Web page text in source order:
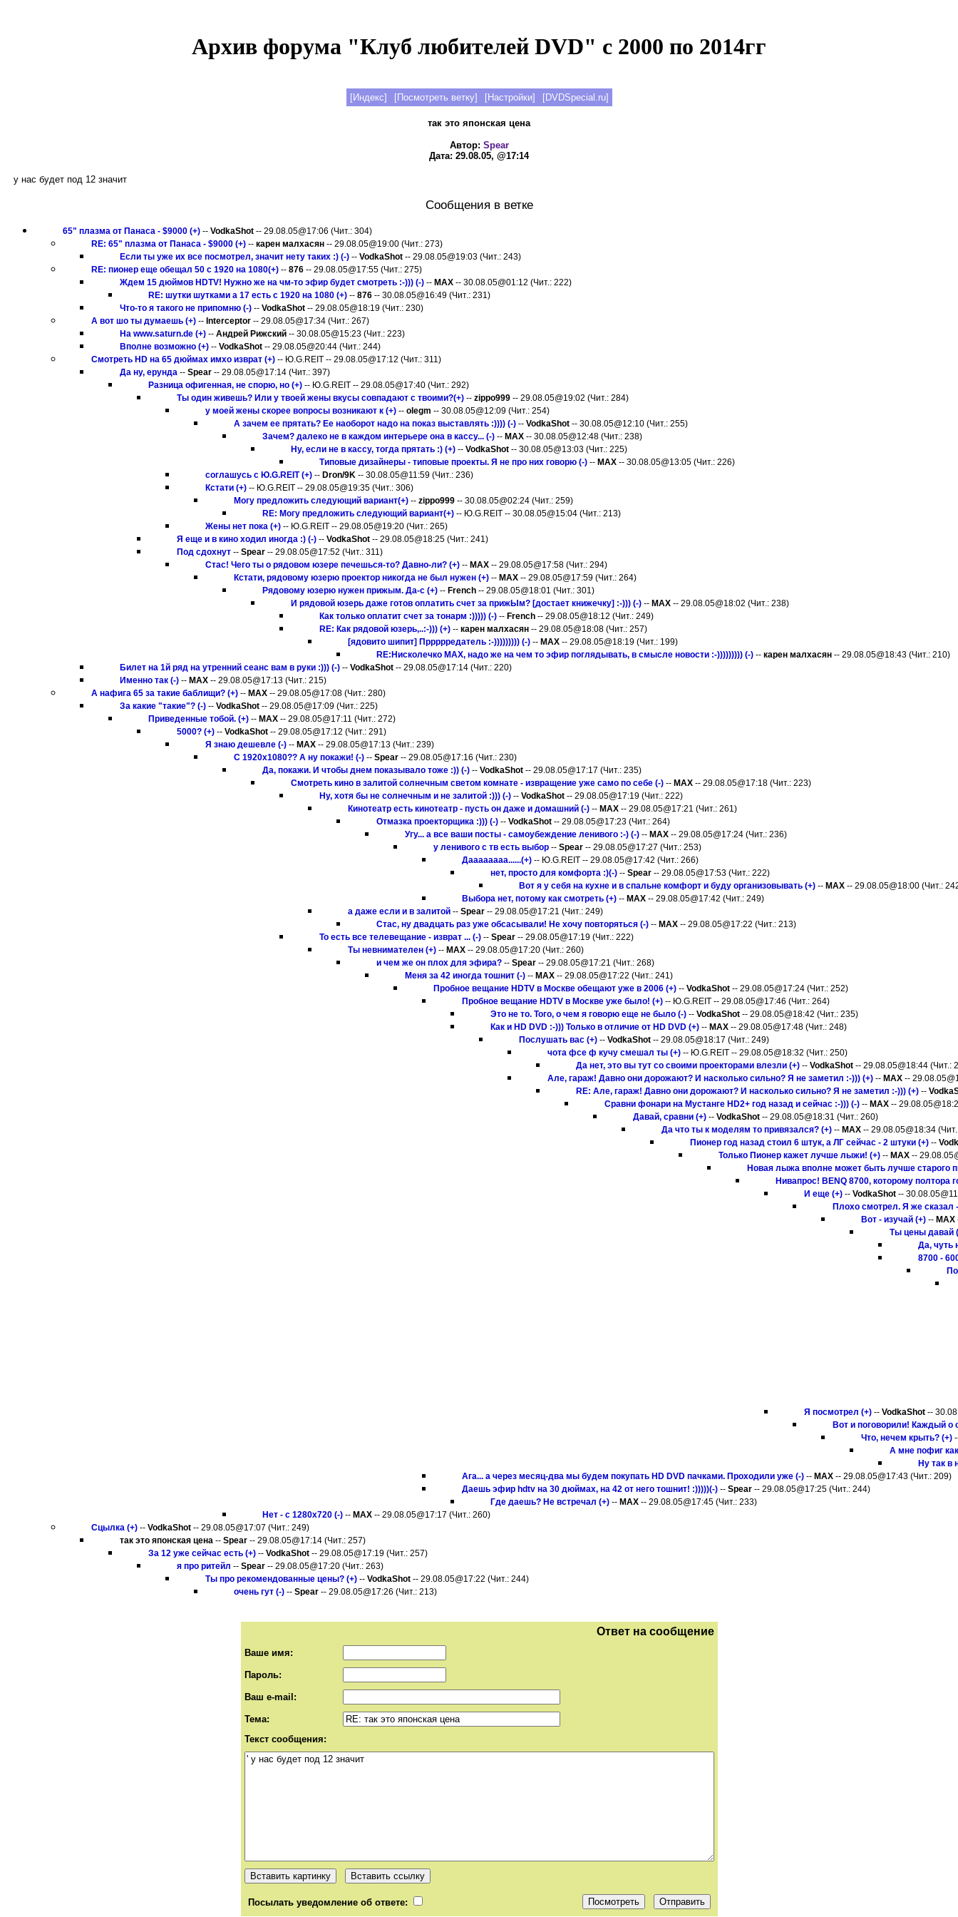
Архив форума "Клуб любителей DVD" с 2000 по 2014гг
[Индекс] [Посмотреть ветку] [Настройки] [DVDSpecial.ru]
так это японская цена
Автор: Spear
Дата: 29.08.05, @17:14
у нас будет под 12 значит
Сообщения в ветке
65" плазма от Панаса - $9000 (+) -- VodkaShot -- 29.08.05@17:06 (Чит.: 304)
RE: 65" плазма от Панаса - $9000 (+) -- карен малхасян -- 29.08.05@19:00 (Чит.: 273)
Если ты уже их все посмотрел, значит нету таких :) (-) -- VodkaShot -- 29.08.05@19:03 (Чит.: 243)
RE: пионер еще обещал 50 с 1920 на 1080(+) -- 876 -- 29.08.05@17:55 (Чит.: 275)
Ждем 15 дюймов HDTV! Нужно же на чм-то эфир будет смотреть :-))) (-) -- MAX -- 30.08.05@01:12 (Чит.: 222)
RE: шутки шутками а 17 есть с 1920 на 1080 (+) -- 876 -- 30.08.05@16:49 (Чит.: 231)
Что-то я такого не припомню (-) -- VodkaShot -- 29.08.05@18:19 (Чит.: 230)
А вот шо ты думаешь (+) -- Interceptor -- 29.08.05@17:34 (Чит.: 267)
На www.saturn.de (+) -- Андрей Рижский -- 30.08.05@15:23 (Чит.: 223)
Вполне возможно (+) -- VodkaShot -- 29.08.05@20:44 (Чит.: 244)
Смотреть HD на 65 дюймах имхо изврат (+) -- Ю.G.REIT -- 29.08.05@17:12 (Чит.: 311)
Да ну, ерунда -- Spear -- 29.08.05@17:14 (Чит.: 397)
Разница офигенная, не спорю, но (+) -- Ю.G.REIT -- 29.08.05@17:40 (Чит.: 292)
Ты один живешь? Или у твоей жены вкусы совпадают с твоими?(+) -- zippo999 -- 29.08.05@19:02 (Чит.: 284)
у моей жены скорее вопросы возникают к (+) -- olegm -- 30.08.05@12:09 (Чит.: 254)
А зачем ее прятать? Ее наоборот надо на показ выставлять :)))) (-) -- VodkaShot -- 30.08.05@12:10 (Чит.: 255)
Зачем? далеко не в каждом интерьере она в кассу... (-) -- MAX -- 30.08.05@12:48 (Чит.: 238)
Ну, если не в кассу, тогда прятать :) (+) -- VodkaShot -- 30.08.05@13:03 (Чит.: 225)
Типовые дизайнеры - типовые проекты. Я не про них говорю (-) -- MAX -- 30.08.05@13:05 (Чит.: 226)
соглашусь с Ю.G.REIT (+) -- Dron/9K -- 30.08.05@11:59 (Чит.: 236)
Кстати (+) -- Ю.G.REIT -- 29.08.05@19:35 (Чит.: 306)
Могу предложить следующий вариант(+) -- zippo999 -- 30.08.05@02:24 (Чит.: 259)
RE: Могу предложить следующий вариант(+) -- Ю.G.REIT -- 30.08.05@15:04 (Чит.: 213)
Жены нет пока (+) -- Ю.G.REIT -- 29.08.05@19:20 (Чит.: 265)
Я еще и в кино ходил иногда :) (-) -- VodkaShot -- 29.08.05@18:25 (Чит.: 241)
Под сдохнут -- Spear -- 29.08.05@17:52 (Чит.: 311)
Стас! Чего ты о рядовом юзере печешься-то? Давно-ли? (+) -- MAX -- 29.08.05@17:58 (Чит.: 294)
Кстати, рядовому юзерю проектор никогда не был нужен (+) -- MAX -- 29.08.05@17:59 (Чит.: 264)
Рядовому юзерю нужен прижым. Да-с (+) -- French -- 29.08.05@18:01 (Чит.: 301)
И рядовой юзерь даже готов оплатить счет за прижЫм? [достает книжечку] :-))) (-) -- MAX -- 29.08.05@18:02 (Чит.: 238)
Как только оплатит счет за тонарм :))))) (-) -- French -- 29.08.05@18:12 (Чит.: 249)
RE: Как рядовой юзерь,..:-))) (+) -- карен малхасян -- 29.08.05@18:08 (Чит.: 257)
[ядовито шипит] Пррррредатель :-))))))))) (-) -- MAX -- 29.08.05@18:19 (Чит.: 199)
RE:Нисколечко МАХ, надо же на чем то эфир поглядывать, в смысле новости :-))))))))) (-) -- карен малхасян -- 29.08.05@18:43 (Чит.: 210)
Билет на 1й ряд на утренний сеанс вам в руки :))) (-) -- VodkaShot -- 29.08.05@17:14 (Чит.: 220)
Именно так (-) -- MAX -- 29.08.05@17:13 (Чит.: 215)
А нафига 65 за такие баблищи? (+) -- MAX -- 29.08.05@17:08 (Чит.: 280)
За какие "такие"? (-) -- VodkaShot -- 29.08.05@17:09 (Чит.: 225)
Приведенные тобой. (+) -- MAX -- 29.08.05@17:11 (Чит.: 272)
5000? (+) -- VodkaShot -- 29.08.05@17:12 (Чит.: 291)
Я знаю дешевле (-) -- MAX -- 29.08.05@17:13 (Чит.: 239)
С 1920х1080?? А ну покажи! (-) -- Spear -- 29.08.05@17:16 (Чит.: 230)
Да, покажи. И чтобы днем показывало тоже :)) (-) -- VodkaShot -- 29.08.05@17:17 (Чит.: 235)
Смотреть кино в залитой солнечным светом комнате - извращение уже само по себе (-) -- MAX -- 29.08.05@17:18 (Чит.: 223)
Ну, хотя бы не солнечным и не залитой :))) (-) -- VodkaShot -- 29.08.05@17:19 (Чит.: 222)
Кинотеатр есть кинотеатр - пусть он даже и домашний (-) -- MAX -- 29.08.05@17:21 (Чит.: 261)
Отмазка проекторщика :))) (-) -- VodkaShot -- 29.08.05@17:23 (Чит.: 264)
Угу... а все ваши посты - самоубеждение ленивого :-) (-) -- MAX -- 29.08.05@17:24 (Чит.: 236)
у ленивого с тв есть выбор -- Spear -- 29.08.05@17:27 (Чит.: 253)
Даааааааа......(+) -- Ю.G.REIT -- 29.08.05@17:42 (Чит.: 266)
нет, просто для комфорта :)(-) -- Spear -- 29.08.05@17:53 (Чит.: 222)
Вот я у себя на кухне и в спальне комфорт и буду организовывать (+) -- MAX -- 29.08.05@18:00 (Чит.:
Выбора нет, потому как смотреть (+) -- MAX -- 29.08.05@17:42 (Чит.: 249)
а даже если и в залитой -- Spear -- 29.08.05@17:21 (Чит.: 249)
Стас, ну двадцать раз уже обсасывали! Не хочу повторяться (-) -- MAX -- 29.08.05@17:22 (Чит.: 213)
То есть все телевещание - изврат ... (-) -- Spear -- 29.08.05@17:19 (Чит.: 222)
Ты невнимателен (+) -- MAX -- 29.08.05@17:20 (Чит.: 260)
и чем же он плох для эфира? -- Spear -- 29.08.05@17:21 (Чит.: 268)
Меня за 42 иногда тошнит (-) -- MAX -- 29.08.05@17:22 (Чит.: 241)
Пробное вещание HDTV в Москве обещают уже в 2006 (+) -- VodkaShot -- 29.08.05@17:24 (Чит.: 252)
Пробное вещание HDTV в Москве уже было! (+) -- Ю.G.REIT -- 29.08.05@17:46 (Чит.: 264)
Это не то. Того, о чем я говорю еще не было (-) -- VodkaShot -- 29.08.05@18:42 (Чит.: 235)
Как и HD DVD :-))) Только в отличие от HD DVD (+) -- MAX -- 29.08.05@17:48 (Чит.: 248)
Послушать вас (+) -- VodkaShot -- 29.08.05@18:17 (Чит.: 249)
чота фсе ф кучу смешал ты (+) -- Ю.G.REIT -- 29.08.05@18:32 (Чит.: 250)
Да нет, это вы тут со своими проекторами влезли (+) -- VodkaShot -- 29.08.05@18:44 (Чит.:
Але, гараж! Давно они дорожают? И насколько сильно? Я не заметил :-))) (+) -- MAX --
RE: Але, гараж! Давно они дорожают? И насколько сильно? Я не заметил :-))) (+) --
Сравни фонари на Мустанге HD2+ год назад и сейчас :-))) (-) -- MAX --
Давай, сравни (+) -- VodkaShot -- 29.08.05@18:31 (Чит.: 260)
Да что ты к моделям то привязался? (+) -- MAX -- 29.08.05@18:34
Пионер год назад стоил 6 штук, а ЛГ сейчас - 2 штуки (+) --
Только Пионер кажет лучше лыжи! (+) -- MAX --
Новая лыжа вполне может быть лучше старого
Нивапрос! BENQ 8700, которому полтора
И еще (+) -- VodkaShot --
Плохо смотрел. Я же
Вот - изучай (+) -- MAX
Ты цены давай
Да, чуть
8700 -
Я посмотрел (+) -- VodkaShot --
Вот и поговорили! Каждый о
Что, нечем крыть? (+)
А мне пофиг
Ну так в
Ага... а через месяц-два мы будем покупать HD DVD пачками. Проходили уже (-) -- MAX -- 29.08.05@17:43 (Чит.: 209)
Даешь эфир hdtv на 30 дюймах, на 42 от него тошнит! :)))))(-) -- Spear -- 29.08.05@17:25 (Чит.: 244)
Где даешь? Не встречал (+) -- MAX -- 29.08.05@17:45 (Чит.: 233)
Нет - с 1280x720 (-) -- MAX -- 29.08.05@17:17 (Чит.: 260)
Сцылка (+) -- VodkaShot -- 29.08.05@17:07 (Чит.: 249)
так это японская цена -- Spear -- 29.08.05@17:14 (Чит.: 257)
За 12 уже сейчас есть (+) -- VodkaShot -- 29.08.05@17:19 (Чит.: 257)
я про ритейл -- Spear -- 29.08.05@17:20 (Чит.: 263)
Ты про рекомендованные цены? (+) -- VodkaShot -- 29.08.05@17:22 (Чит.: 244)
очень гут (-) -- Spear -- 29.08.05@17:26 (Чит.: 213)
Ответ на сообщение
Ваше имя:
Пароль:
Ваш e-mail:
Тема:
Текст сообщения:
Посылать уведомление об ответе: